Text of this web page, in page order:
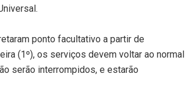
ponto facultativo a partir de
(1º), os serviços devem voltar ao normal
serão interrompidos, e estarão